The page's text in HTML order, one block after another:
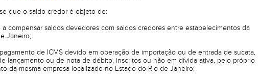
que o saldo credor é objeto de:
compensar saldos devedores com saldos credores entre estabelecimentos da
Janeiro;
de ICMS devido em operação de importação ou de entrada de sucata,
lançamento ou de nota de débito, inscritos ou não em dívida ativa, pelo próprio
da mesma empresa localizado no Estado do Rio de Janeiro;